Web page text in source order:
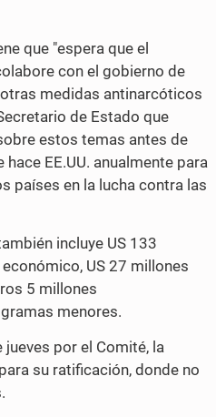
que "espera que el
con el gobierno de
medidas antinarcóticos
de Estado que
estos temas antes de
EE.UU. anualmente para
países en la lucha contra las
incluye US 133
US 27 millones
5 millones
menores.
por el Comité, la
su ratificación, donde no